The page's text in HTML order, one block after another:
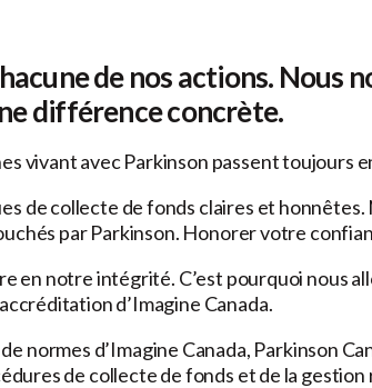
de nos actions. Nous
différence concrète.
vivant avec Parkinson passent toujours
de collecte de fonds claires et
par Parkinson. Honorer votre
en notre intégrité. C’est pourquoi nous
d’Imagine Canada.
normes d’Imagine Canada, Parkinson
de collecte de fonds et de la gestion